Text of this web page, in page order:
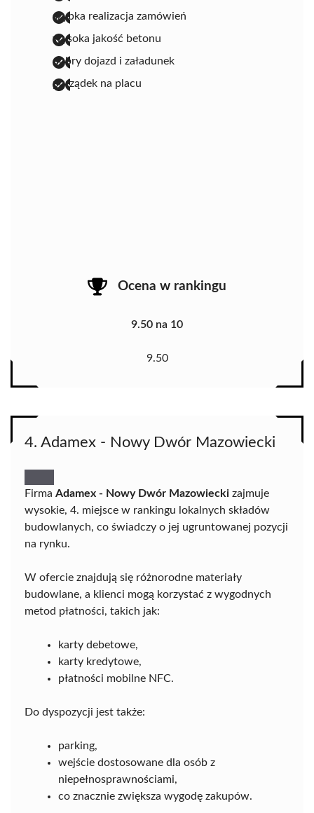
szybka realizacja zamówień
wysoka jakość betonu
dobry dojazd i załadunek
porządek na placu
Ocena w rankingu
9.50 na 10
9.50
4. Adamex - Nowy Dwór Mazowiecki
Firma Adamex - Nowy Dwór Mazowiecki zajmuje
wysokie, 4. miejsce w rankingu lokalnych składów
budowlanych, co świadczy o jej ugruntowanej pozycji
na rynku.
W ofercie znajdują się różnorodne materiały
budowlane, a klienci mogą korzystać z wygodnych
metod płatności, takich jak:
karty debetowe,
karty kredytowe,
płatności mobilne NFC.
Do dyspozycji jest także:
parking,
wejście dostosowane dla osób z
niepełnosprawnościami,
co znacznie zwiększa wygodę zakupów.